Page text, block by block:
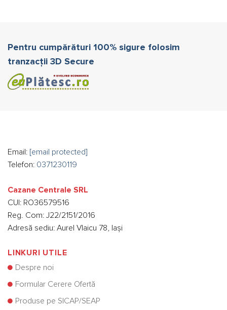
Pentru cumpărături 100% sigure folosim
tranzacții 3D Secure
Email: [email protected]
Telefon: 0371230119
Cazane Centrale SRL
CUI: RO36579516
Reg. Com: J22/2151/2016
Adresă sediu: Aurel Vlaicu 78, Iași
LINKURI UTILE
Despre noi
Formular Cerere Ofertă
Produse pe SICAP/SEAP